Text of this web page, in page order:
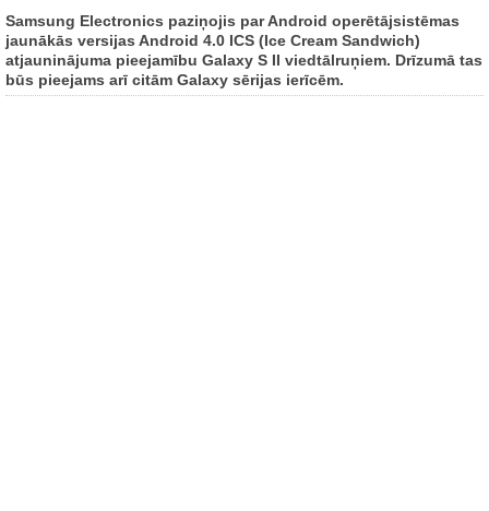
Samsung Electronics paziņojis par Android operētājsistēmas
jaunākās versijas Android 4.0 ICS (Ice Cream Sandwich)
atjauninājuma pieejamību Galaxy S II viedtālruņiem. Drīzumā tas
būs pieejams arī citām Galaxy sērijas ierīcēm.